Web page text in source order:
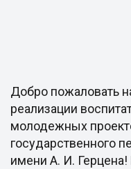
Добро пожаловать
реализации
молодежных
государственного
имени А. И.